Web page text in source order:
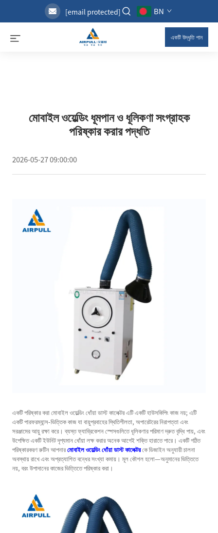
[email protected] BN
একটি উদ্ধৃতি পান
মোবাইল ওয়েল্ডিং ধূমপান ও ধূলিকণা সংগ্রাহক
পরিষ্কার করার পদ্ধতি
2026-05-27 09:00:00
একটি পরিষ্কার করামোবাইল ওয়েল্ডিং ধোঁয়া ডাস্ট কালেক্টরএটি একটি হাউসকিপিং কাজ নয়; এটি
একটি পারফরম্যান্স-ভিত্তিক কাজ যা বায়ুপ্রবাহের স্থিতিশীলতা, অপারেটরের নিরাপত্তা এবং
সরঞ্জামের আয়ু রক্ষা করে। ব্যস্ত ফ্যাব্রিকেশন স্পেসগুলিতে ধূলিকণার পরিমাণ দ্রুত বৃদ্ধি পায়, এবং
উপেক্ষিত একটি ইউনিট দৃশ্যমান ধোঁয়া লক্ষ করার অনেক আগেই শক্তি হারাতে পারে। একটি গঠিত
পরিষ্কারকরণ রুটিন আপনারমোবাইল ওয়েল্ডিং ধোঁয়া ডাস্ট কালেক্টরকে ডিজাইন অনুযায়ী চালনা
অবস্থায় রাখে এবং অপ্রত্যাশিত বন্ধের সংখ্যা কমায়। মূল কৌশল হলো—অনুমানের ভিত্তিতে
নয়, বরং উপাদানের কাজের ভিত্তিতে পরিষ্কার করা।